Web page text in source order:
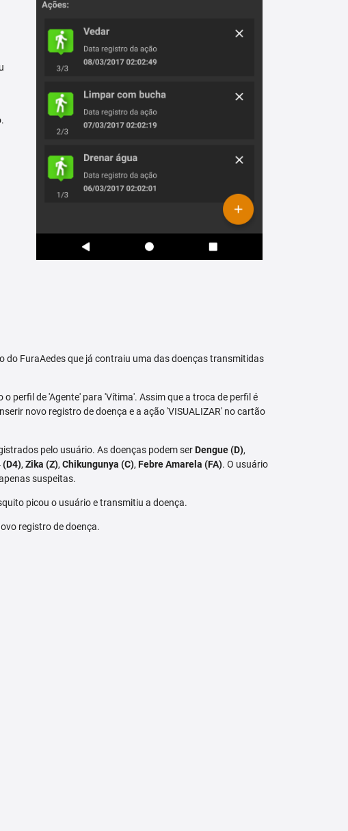
do FuraAedes que já contraiu uma das doenças transmitidas
perfil de 'Agente' para 'Vítima'. Assim que a troca de perfil é
novo registro de doença e a ação 'VISUALIZAR' no cartão
pelo usuário. As doenças podem serDengue (D),
(D4),Zika (Z),Chikungunya (C),Febre Amarela (FA). O usuário
suspeitas.
picou o usuário e transmitiu a doença.
registro de doença.